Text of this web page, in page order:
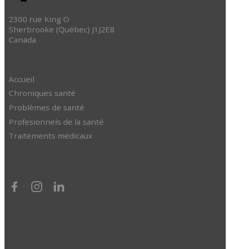
2300 rue King O
Sherbrooke (Québec) J1J2E8
Canada
Accueil
Chroniques santé
Problèmes de santé
Profesionnels de la santé
Traitements médicaux